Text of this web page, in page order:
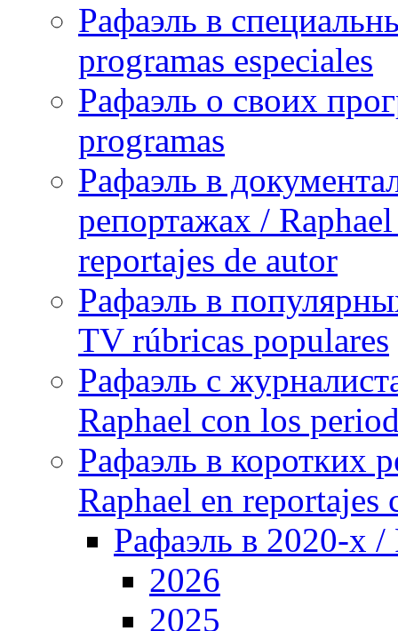
Рафаэль в
programas especiales
Рафаэль о своих
programas
Рафаэль в
репортажах /
reportajes de autor
Рафаэль в
TV rúbricas populares
Рафаэль с
Raphael con los
Рафаэль в коротких
Raphael en reportajes
Рафаэль в 2020-х /
2026
2025